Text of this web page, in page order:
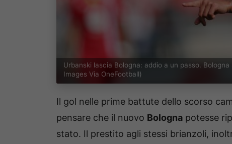
Urbanski lascia Bologna: addio a un passo.
Images Via OneFootball)
Il gol nelle prime battute dello scorso
pensare che il nuovo Bologna potesse
stato. Il prestito agli stessi brianzoli,